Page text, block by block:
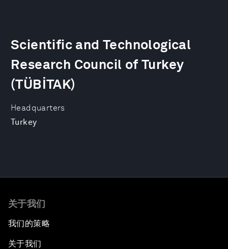
Headquarters
Turkey
Scientific and Technological
Research Council of Turkey
(TÜBİTAK)
关于我们
我们的策略
关于我们